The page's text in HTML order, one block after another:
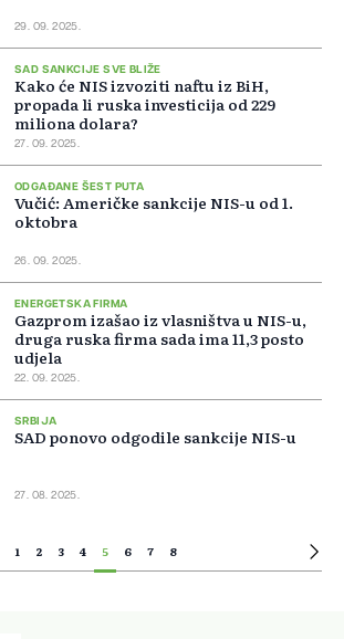
29. 09. 2025.
SAD SANKCIJE SVE BLIŽE
Kako će NIS izvoziti naftu iz BiH,
propada li ruska investicija od 229
miliona dolara?
27. 09. 2025.
ODGAĐANE ŠEST PUTA
Vučić: Američke sankcije NIS-u od 1.
oktobra
26. 09. 2025.
ENERGETSKA FIRMA
Gazprom izašao iz vlasništva u NIS-u,
druga ruska firma sada ima 11,3 posto
udjela
22. 09. 2025.
SRBIJA
SAD ponovo odgodile sankcije NIS-u
27. 08. 2025.
1 2 3 4 5 6 7 8